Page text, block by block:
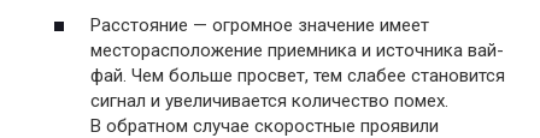
Расстояние — огромное значение имеет
месторасположение приемника и источника вай-
фай. Чем больше просвет, тем слабее становится
сигнал и увеличивается количество помех.
В обратном случае скоростные проявили